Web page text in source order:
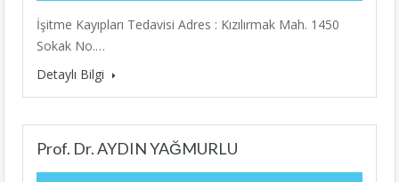
İşitme Kayıpları Tedavisi Adres : Kızılırmak Mah. 1450
Sokak No.…
Detaylı Bilgi
Prof. Dr. AYDIN YAĞMURLU